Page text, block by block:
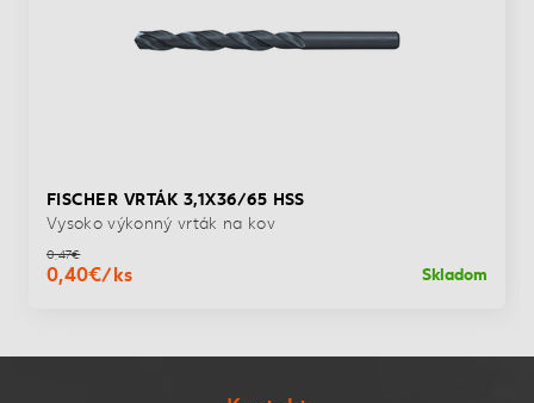
FISCHER VRTÁK 3,1X36/65 HSS
Vysoko výkonný vrták na kov
0,47€
0,40€/ks Skladom